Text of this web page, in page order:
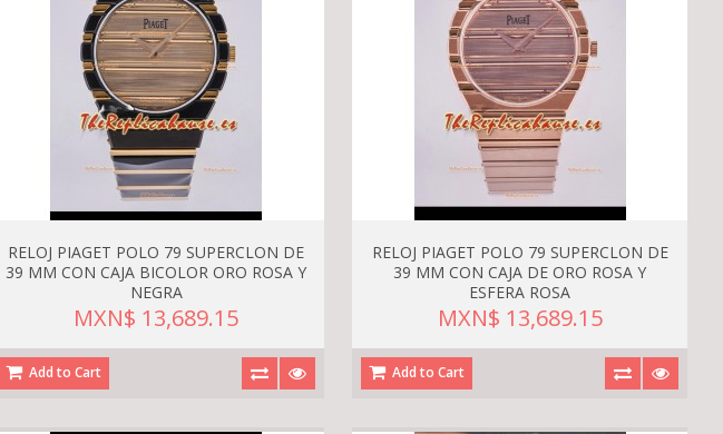
RELOJ PIAGET POLO 79 SUPERCLON DE
39 MM CON CAJA BICOLOR ORO ROSA Y
NEGRA
MXN$ 13,689.15
Add to Cart
RELOJ PIAGET POLO 79 SUPERCLON DE
39 MM CON CAJA DE ORO ROSA Y
ESFERA ROSA
MXN$ 13,689.15
Add to Cart